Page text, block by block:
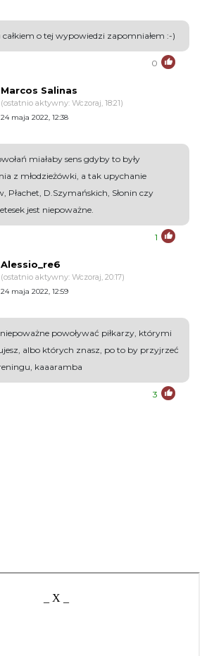
całkiem o tej wypowiedzi zapomniałem :-)
0
Marcos Salinas
(ostatnio aktywny: Wczoraj, 18:21)
24 maja 2022, 12:38
miałaby sens gdyby to były
z młodzieżówki, a tak upychanie
Płachet, D.Szymańskich, Słonin czy
jest niepoważne.
1
Alessio_re6
(ostatnio aktywny: Wczoraj, 20:17)
24 maja 2022, 12:59
powoływać piłkarzy, którymi
albo których znasz, po to by przyjrzeć
kaaaramba
3